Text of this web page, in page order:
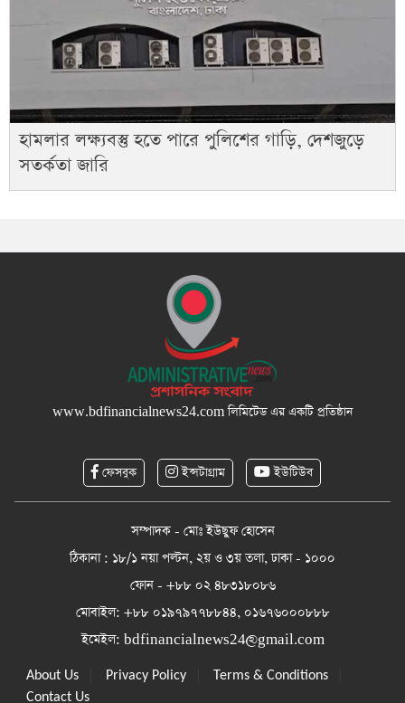
হামলার লক্ষ্যবস্তু হতে পারে পুলিশের গাড়ি, দেশজুড়ে
সতর্কতা জারি
www.bdfinancialnews24.comলিমিটেড এর একটি প্রতিষ্ঠান
ফেসবুক ইন্সটাগ্রাম ইউটিউব
সম্পাদক - মোঃ ইউছুফ হোসেন
ঠিকানা : ১৮/১ নয়া পল্টন, ২য় ও ৩য় তলা, ঢাকা - ১০০০
ফোন - +৮৮ ০২ ৪৮৩১৮০৮৬
মোবাইল: +৮৮ ০১৯৭৯৭৭৮৮৪৪, ০১৬৭৬০০০৮৮৮
ইমেইল: bdfinancialnews24@gmail.com
About Us Privacy Policy Terms & Conditions
Contact Us